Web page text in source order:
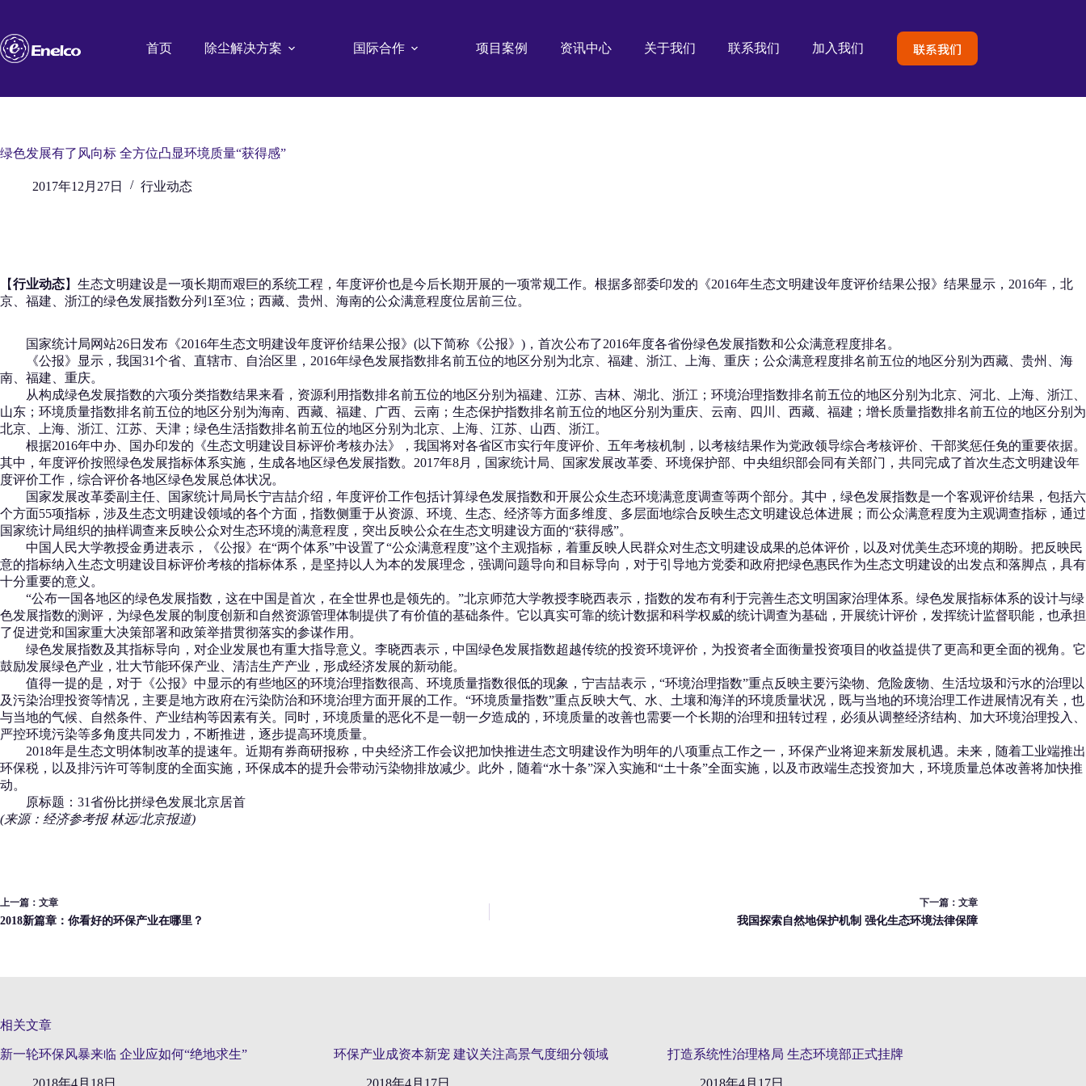
内
容
首页 除尘解决方案 国际合作 项目案例 资讯中心 关于我们 联系我们 加入我们 联系我们
绿色发展有了风向标 全方位凸显环境质量“获得感”
2017年12月27日 行业动态
【行业动态】生态文明建设是一项长期而艰巨的系统工程，年度评价也是今后长期开展的一项常规工作。根据多部委印发的《2016年生态文明建设年度评价结果公报》结果显示，2016年，北
京、福建、浙江的绿色发展指数分列1至3位；西藏、贵州、海南的公众满意程度位居前三位。
国家统计局网站26日发布《2016年生态文明建设年度评价结果公报》(以下简称《公报》)，首次公布了2016年度各省份绿色发展指数和公众满意程度排名。
《公报》显示，我国31个省、直辖市、自治区里，2016年绿色发展指数排名前五位的地区分别为北京、福建、浙江、上海、重庆；公众满意程度排名前五位的地区分别为西藏、贵州、海
南、福建、重庆。
从构成绿色发展指数的六项分类指数结果来看，资源利用指数排名前五位的地区分别为福建、江苏、吉林、湖北、浙江；环境治理指数排名前五位的地区分别为北京、河北、上海、浙江、
山东；环境质量指数排名前五位的地区分别为海南、西藏、福建、广西、云南；生态保护指数排名前五位的地区分别为重庆、云南、四川、西藏、福建；增长质量指数排名前五位的地区分别为
北京、上海、浙江、江苏、天津；绿色生活指数排名前五位的地区分别为北京、上海、江苏、山西、浙江。
根据2016年中办、国办印发的《生态文明建设目标评价考核办法》，我国将对各省区市实行年度评价、五年考核机制，以考核结果作为党政领导综合考核评价、干部奖惩任免的重要依据。
其中，年度评价按照绿色发展指标体系实施，生成各地区绿色发展指数。2017年8月，国家统计局、国家发展改革委、环境保护部、中央组织部会同有关部门，共同完成了首次生态文明建设年
度评价工作，综合评价各地区绿色发展总体状况。
国家发展改革委副主任、国家统计局局长宁吉喆介绍，年度评价工作包括计算绿色发展指数和开展公众生态环境满意度调查等两个部分。其中，绿色发展指数是一个客观评价结果，包括六
个方面55项指标，涉及生态文明建设领域的各个方面，指数侧重于从资源、环境、生态、经济等方面多维度、多层面地综合反映生态文明建设总体进展；而公众满意程度为主观调查指标，通过
国家统计局组织的抽样调查来反映公众对生态环境的满意程度，突出反映公众在生态文明建设方面的“获得感”。
中国人民大学教授金勇进表示，《公报》在“两个体系”中设置了“公众满意程度”这个主观指标，着重反映人民群众对生态文明建设成果的总体评价，以及对优美生态环境的期盼。把反映民
意的指标纳入生态文明建设目标评价考核的指标体系，是坚持以人为本的发展理念，强调问题导向和目标导向，对于引导地方党委和政府把绿色惠民作为生态文明建设的出发点和落脚点，具有
十分重要的意义。
“公布一国各地区的绿色发展指数，这在中国是首次，在全世界也是领先的。”北京师范大学教授李晓西表示，指数的发布有利于完善生态文明国家治理体系。绿色发展指标体系的设计与绿
色发展指数的测评，为绿色发展的制度创新和自然资源管理体制提供了有价值的基础条件。它以真实可靠的统计数据和科学权威的统计调查为基础，开展统计评价，发挥统计监督职能，也承担
了促进党和国家重大决策部署和政策举措贯彻落实的参谋作用。
绿色发展指数及其指标导向，对企业发展也有重大指导意义。李晓西表示，中国绿色发展指数超越传统的投资环境评价，为投资者全面衡量投资项目的收益提供了更高和更全面的视角。它
鼓励发展绿色产业，壮大节能环保产业、清洁生产产业，形成经济发展的新动能。
值得一提的是，对于《公报》中显示的有些地区的环境治理指数很高、环境质量指数很低的现象，宁吉喆表示，“环境治理指数”重点反映主要污染物、危险废物、生活垃圾和污水的治理以
及污染治理投资等情况，主要是地方政府在污染防治和环境治理方面开展的工作。“环境质量指数”重点反映大气、水、土壤和海洋的环境质量状况，既与当地的环境治理工作进展情况有关，也
与当地的气候、自然条件、产业结构等因素有关。同时，环境质量的恶化不是一朝一夕造成的，环境质量的改善也需要一个长期的治理和扭转过程，必须从调整经济结构、加大环境治理投入、
严控环境污染等多角度共同发力，不断推进，逐步提高环境质量。
2018年是生态文明体制改革的提速年。近期有券商研报称，中央经济工作会议把加快推进生态文明建设作为明年的八项重点工作之一，环保产业将迎来新发展机遇。未来，随着工业端推出
环保税，以及排污许可等制度的全面实施，环保成本的提升会带动污染物排放减少。此外，随着“水十条”深入实施和“土十条”全面实施，以及市政端生态投资加大，环境质量总体改善将加快推
动。
原标题：31省份比拼绿色发展北京居首
(来源：经济参考报 林远/北京报道)
上一篇： 文章
2018新篇章：你看好的环保产业在哪里？
下一篇： 文章
我国探索自然地保护机制 强化生态环境法律保障
相关文章
新一轮环保风暴来临 企业应如何“绝地求生”
2018年4月18日
环保产业成资本新宠 建议关注高景气度细分领域
2018年4月17日
打造系统性治理格局 生态环境部正式挂牌
2018年4月17日